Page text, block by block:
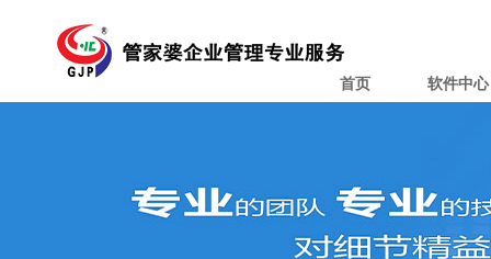
首页 软件中心